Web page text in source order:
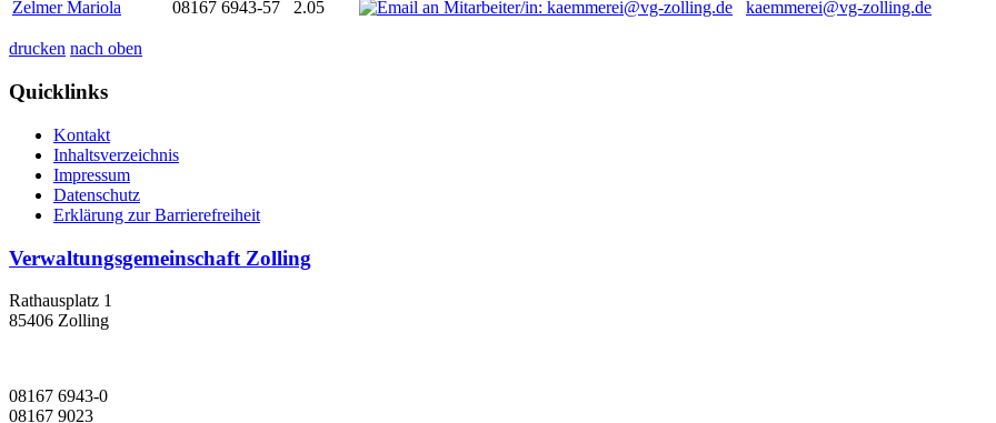
Zelmer Mariola
08167 6943-57 2.05 kaemmerei@vg-zolling.de
drucken nach oben
Quicklinks
Kontakt
Inhaltsverzeichnis
Impressum
Datenschutz
Erklärung zur Barrierefreiheit
Verwaltungsgemeinschaft Zolling
Rathausplatz 1
85406 Zolling
08167 6943-0
08167 9023